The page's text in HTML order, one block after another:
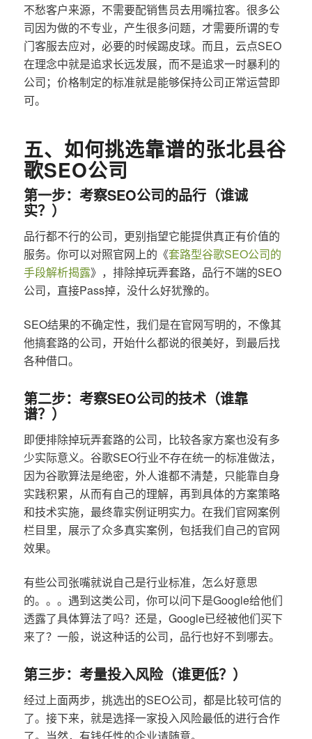
不愁客户来源，不需要配销售员去用嘴拉客。很多公
司因为做的不专业，产生很多问题，才需要所谓的专
门客服去应对，必要的时候踢皮球。而且，云点SEO
在理念中就是追求长远发展，而不是追求一时暴利的
公司；价格制定的标准就是能够保持公司正常运营即
可。
五、如何挑选靠谱的张北县谷
歌SEO公司
第一步：考察SEO公司的品行（谁诚
实？）
品行都不行的公司，更别指望它能提供真正有价值的
服务。你可以对照官网上的《套路型谷歌SEO公司的
手段解析揭露》，排除掉玩弄套路，品行不端的SEO
公司，直接Pass掉，没什么好犹豫的。
SEO结果的不确定性，我们是在官网写明的，不像其
他搞套路的公司，开始什么都说的很美好，到最后找
各种借口。
第二步：考察SEO公司的技术（谁靠
谱？）
即便排除掉玩弄套路的公司，比较各家方案也没有多
少实际意义。谷歌SEO行业不存在统一的标准做法，
因为谷歌算法是绝密，外人谁都不清楚，只能靠自身
实践积累，从而有自己的理解，再到具体的方案策略
和技术实施，最终靠实例证明实力。在我们官网案例
栏目里，展示了众多真实案例，包括我们自己的官网
效果。
有些公司张嘴就说自己是行业标准，怎么好意思
的。。。遇到这类公司，你可以问下是Google给他们
透露了具体算法了吗？还是，Google已经被他们买下
来了？一般，说这种话的公司，品行也好不到哪去。
第三步：考量投入风险（谁更低？）
经过上面两步，挑选出的SEO公司，都是比较可信的
了。接下来，就是选择一家投入风险最低的进行合作